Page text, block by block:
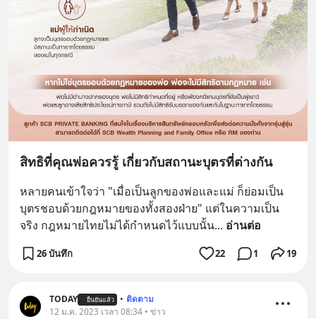
สิทธิที่คุณพ่อควรรู้ เกี่ยวกับสถานะบุตรที่ต่างกัน
หลายคนเข้าใจว่า "เมื่อเป็นลูกของพ่อและแม่ ก็ย่อมเป็น
บุตรชอบด้วยกฎหมายของทั้งสองฝ่าย" แต่ในความเป็น
จริง กฎหมายไทยไม่ได้กำหนดไว้แบบนั้น... อ่านต่อ
26 บันทึก 22 1 19
TODAY ยืนยันแล้ว • ติดตาม
12 ม.ค. 2023 เวลา 08:34 • ข่าว